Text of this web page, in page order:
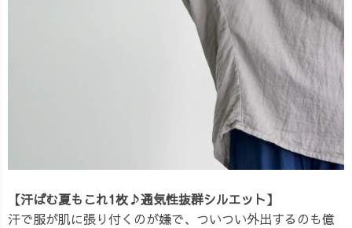
【汗ばむ夏もこれ1枚♪通気性抜群シルエット】
汗で服が肌に張り付くのが嫌で、ついつい外出するのも億